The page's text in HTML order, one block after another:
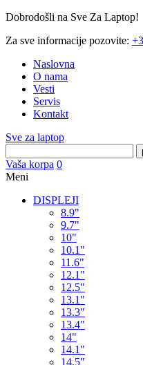
Dobrodošli na Sve Za Laptop!
Za sve informacije pozovite:
Naslovna
O nama
Vesti
Servis
Kontakt
Sve za laptop
Vaša korpa 0
Meni
DISPLEJI
8.9"
9.7"
10"
10.1"
11.6"
12.1"
12.5"
13.1"
13.3"
13.4"
14"
14.1"
14.5"